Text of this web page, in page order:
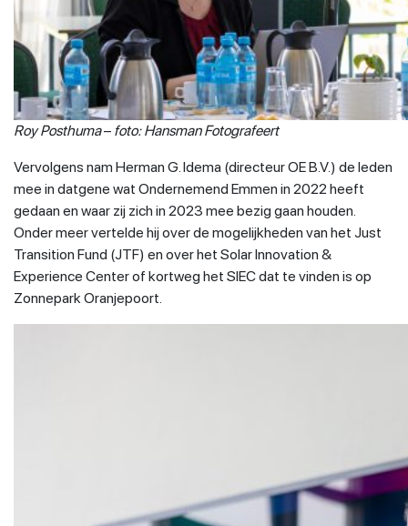
Roy Posthuma– foto: Hansman Fotografeert
Vervolgens nam Herman G. Idema (directeur OE B.V.) de leden
mee in datgene wat Ondernemend Emmen in 2022 heeft
gedaan en waar zij zich in 2023 mee bezig gaan houden.
Onder meer vertelde hij over de mogelijkheden van het Just
Transition Fund (JTF) en over het Solar Innovation &
Experience Center of kortweg het SIEC dat te vinden is op
Zonnepark Oranjepoort.